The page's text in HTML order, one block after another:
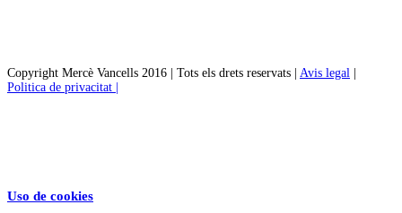
Copyright Mercè Vancells 2016 | Tots els drets reservats | Avis legal |
Politica de privacitat |
Uso de cookies